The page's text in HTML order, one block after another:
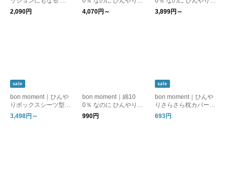
熱 ハンドルカバー
2,090円
敷きパッド / ドライコ
ットンシリーズ 接触
4,070円～
ット / ドライコットン
シリーズ 接触冷感 掛
3,899円～
sale
bon moment｜ひんや
りボックスシーツ型
敷きパッド 綿100% /
ドライコットン【前モ
3,498円～
bon moment｜綿10
0％ なのに ひんやり
枕カバー 綿100％ / ド
ライコットンシリーズ
990円
sale
bon moment｜ひんや
りさらさら枕カバー 4
3×63cm 綿100% / ド
ライコットン【前モデ
693円